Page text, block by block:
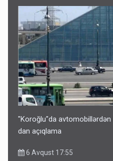
"Koroğlu"da avtomobillərdən
dan açıqlama
6 Avqust 17:55